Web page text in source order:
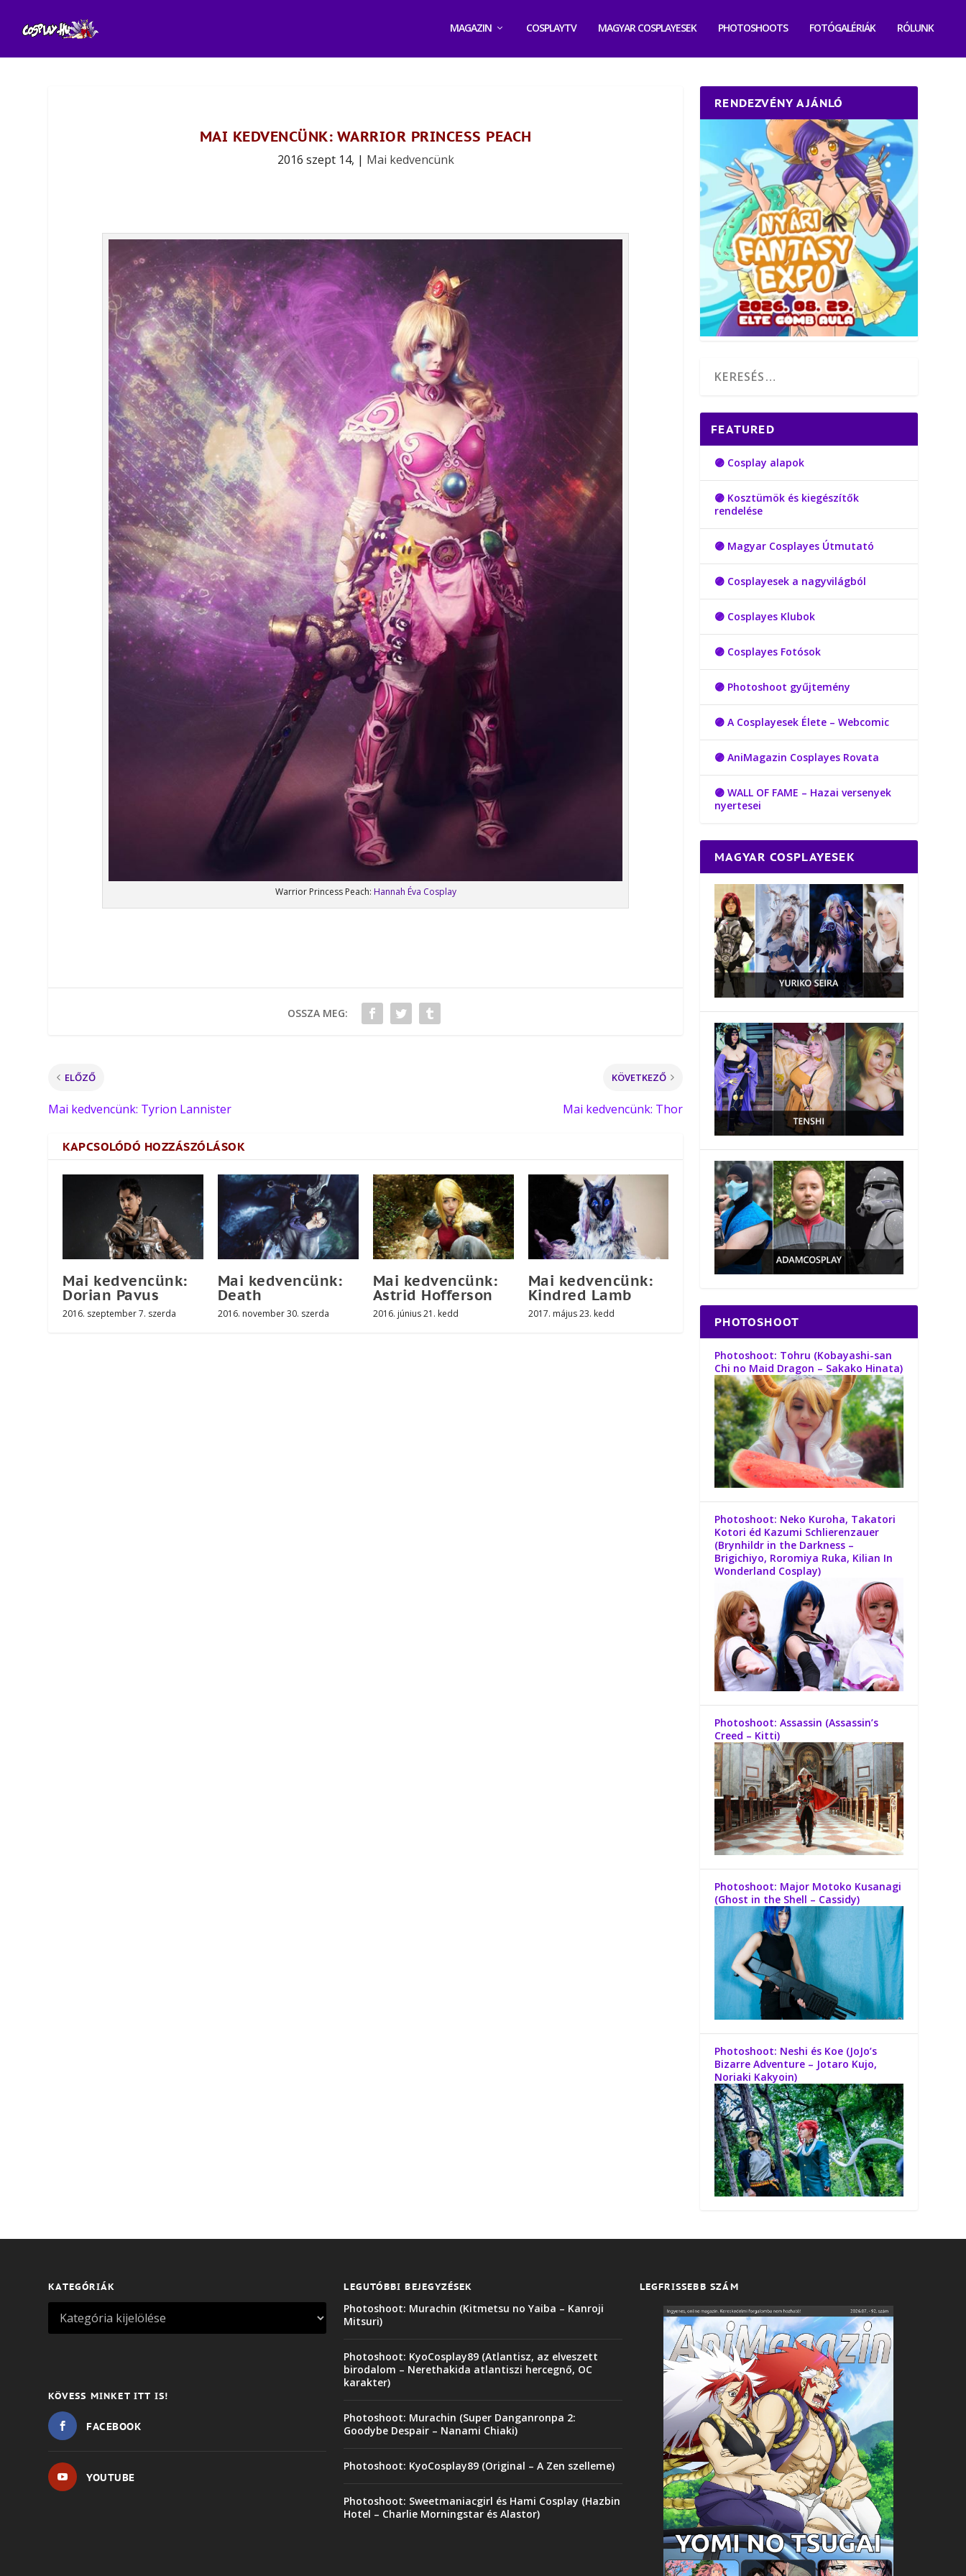
MAGAZIN COSPLAYTV MAGYAR COSPLAYESEK PHOTOSHOOTS FOTÓGALÉRIÁK RÓLUNK
MAI KEDVENCÜNK: WARRIOR PRINCESS PEACH
2016 szept 14, | Mai kedvencünk
Warrior Princess Peach: Hannah Éva Cosplay
OSSZA MEG:
ELŐZŐ
Mai kedvencünk: Tyrion Lannister
KÖVETKEZŐ
Mai kedvencünk: Thor
KAPCSOLÓDÓ HOZZÁSZÓLÁSOK
Mai kedvencünk:
Dorian Pavus
2016. szeptember 7. szerda
Mai kedvencünk:
Death
2016. november 30. szerda
Mai kedvencünk:
Astrid Hofferson
2016. június 21. kedd
Mai kedvencünk:
Kindred Lamb
2017. május 23. kedd
RENDEZVÉNY AJÁNLÓ
FEATURED
🟣 Cosplay alapok
🟣 Kosztümök és kiegészítők
rendelése
🟣 Magyar Cosplayes Útmutató
🟣 Cosplayesek a nagyvilágból
🟣 Cosplayes Klubok
🟣 Cosplayes Fotósok
🟣 Photoshoot gyűjtemény
🟣 A Cosplayesek Élete – Webcomic
🟣 AniMagazin Cosplayes Rovata
🟣 WALL OF FAME – Hazai versenyek
nyertesei
MAGYAR COSPLAYESEK
PHOTOSHOOT
Photoshoot: Tohru (Kobayashi-san
Chi no Maid Dragon – Sakako Hinata)
Photoshoot: Neko Kuroha, Takatori
Kotori éd Kazumi Schlierenzauer
(Brynhildr in the Darkness –
Brigichiyo, Roromiya Ruka, Kilian In
Wonderland Cosplay​)​
Photoshoot: Assassin (Assassin’s
Creed – Kitti)
Photoshoot: Major Motoko Kusanagi
(Ghost in the Shell – Cassidy)
Photoshoot: Neshi és Koe (JoJo’s
Bizarre Adventure – Jotaro Kujo,
Noriaki Kakyoin)
KATEGÓRIÁK
KÖVESS MINKET ITT IS!
FACEBOOK
YOUTUBE
LEGUTÓBBI BEJEGYZÉSEK
Photoshoot: Murachin (Kitmetsu no Yaiba – Kanroji
Mitsuri)
Photoshoot: KyoCosplay89 (Atlantisz, az elveszett
birodalom – Nerethakida atlantiszi hercegnő, OC
karakter)
Photoshoot: Murachin (Super Danganronpa 2:
Goodybe Despair – Nanami Chiaki)
Photoshoot: KyoCosplay89 (Original – A Zen szelleme)
Photoshoot: Sweetmaniacgirl és Hami Cosplay (Hazbin
Hotel – Charlie Morningstar és Alastor)
LEGFRISSEBB SZÁM